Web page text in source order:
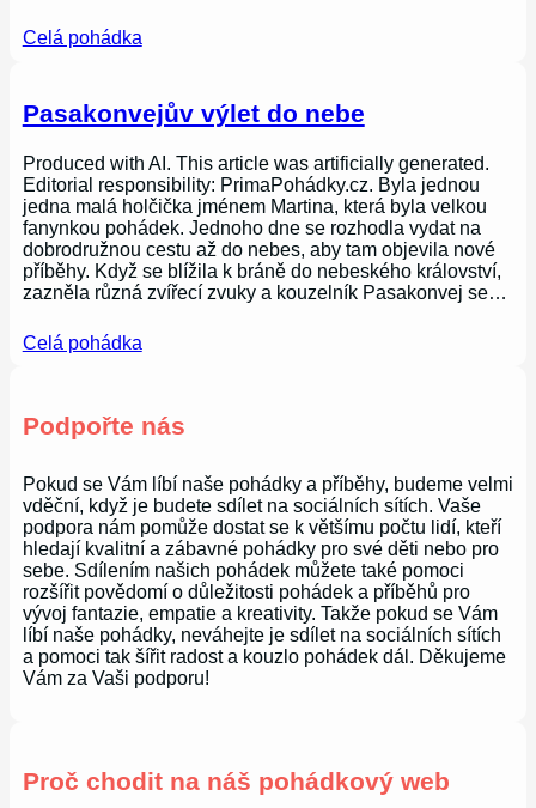
Celá pohádka
Pasakonvejův výlet do nebe
Produced with AI. This article was artificially generated.
Editorial responsibility: PrimaPohádky.cz. Byla jednou
jedna malá holčička jménem Martina, která byla velkou
fanynkou pohádek. Jednoho dne se rozhodla vydat na
dobrodružnou cestu až do nebes, aby tam objevila nové
příběhy. Když se blížila k bráně do nebeského království,
zazněla různá zvířecí zvuky a kouzelník Pasakonvej se…
Celá pohádka
Podpořte nás
Pokud se Vám líbí naše pohádky a příběhy, budeme velmi
vděční, když je budete sdílet na sociálních sítích. Vaše
podpora nám pomůže dostat se k většímu počtu lidí, kteří
hledají kvalitní a zábavné pohádky pro své děti nebo pro
sebe. Sdílením našich pohádek můžete také pomoci
rozšířit povědomí o důležitosti pohádek a příběhů pro
vývoj fantazie, empatie a kreativity. Takže pokud se Vám
líbí naše pohádky, neváhejte je sdílet na sociálních sítích
a pomoci tak šířit radost a kouzlo pohádek dál. Děkujeme
Vám za Vaši podporu!
Proč chodit na náš pohádkový web